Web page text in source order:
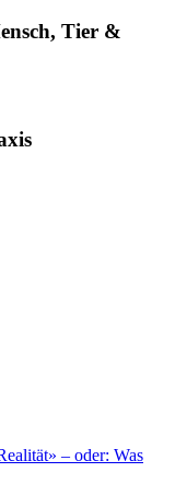
Tier &
– oder: Was